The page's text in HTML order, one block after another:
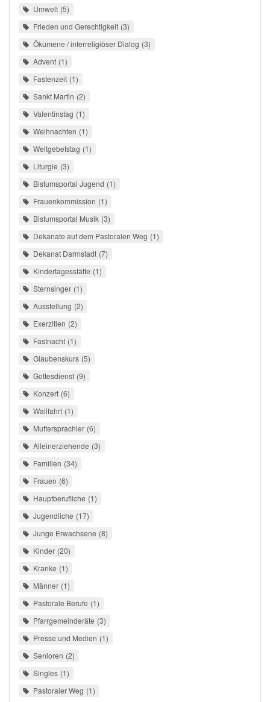
Umwelt 5
Frieden und Gerechtigkeit 3
Ökumene / interreligiöser Dialog 3
Advent 1
Fastenzeit 1
Sankt Martin 2
Valentinstag 1
Weihnachten 1
Weltgebetstag 1
Liturgie 3
Bistumsportal Jugend 1
Frauenkommission 1
Bistumsportal Musik 3
Dekanate auf dem Pastoralen Weg 1
Dekanat Darmstadt 7
Kindertagesstätte 1
Sternsinger 1
Ausstellung 2
Exerzitien 2
Fastnacht 1
Glaubenskurs 5
Gottesdienst 9
Konzert 6
Wallfahrt 1
Muttersprachler 6
Alleinerziehende 3
Familien 34
Frauen 6
Hauptberufliche 1
Jugendliche 17
Junge Erwachsene 8
Kinder 20
Kranke 1
Männer 1
Pastorale Berufe 1
Pfarrgemeinderäte 3
Presse und Medien 1
Senioren 2
Singles 1
Pastoraler Weg 1